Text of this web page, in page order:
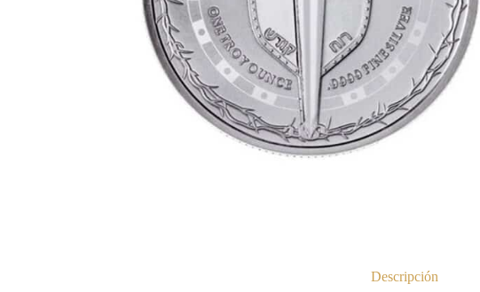
Descripción